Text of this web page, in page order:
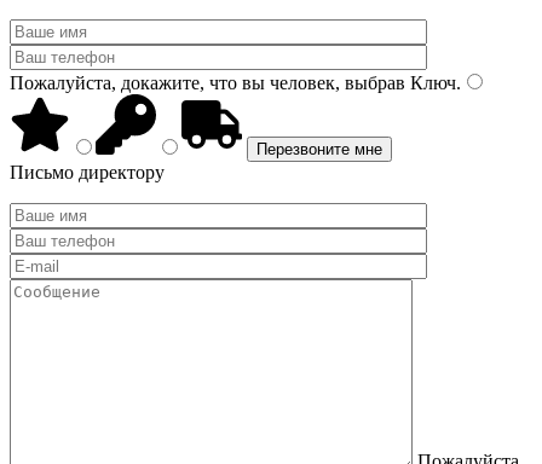
Пожалуйста, докажите, что вы человек, выбрав Ключ.
Письмо директору